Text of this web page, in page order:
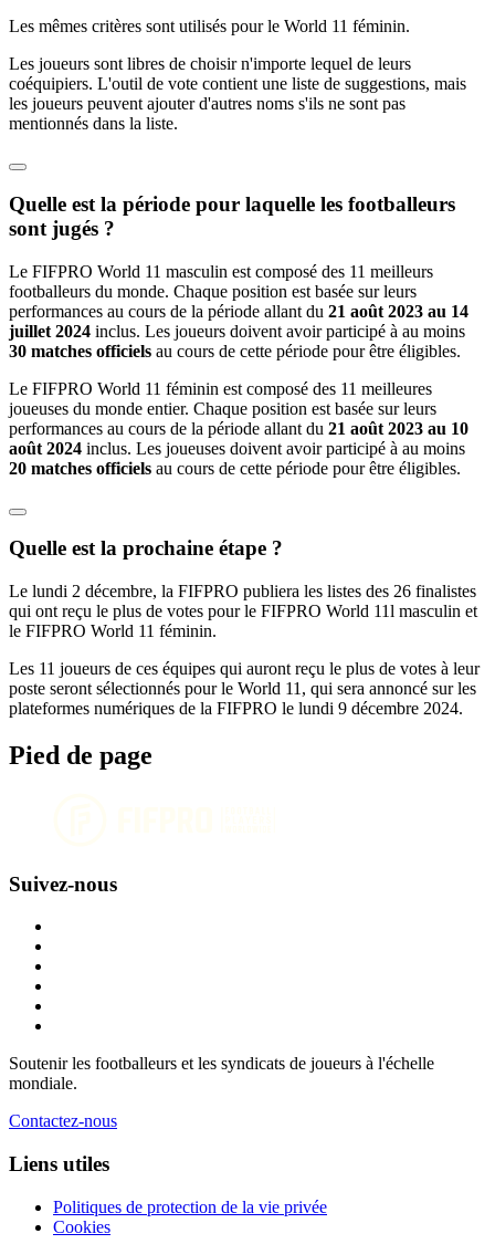
Les mêmes critères sont utilisés pour le World 11 féminin.
Les joueurs sont libres de choisir n'importe lequel de leurs
coéquipiers. L'outil de vote contient une liste de suggestions, mais
les joueurs peuvent ajouter d'autres noms s'ils ne sont pas
mentionnés dans la liste.
Quelle est la période pour laquelle les footballeurs
sont jugés ?
Le FIFPRO World 11 masculin est composé des 11 meilleurs
footballeurs du monde. Chaque position est basée sur leurs
performances au cours de la période allant du 21 août 2023 au 14
juillet 2024 inclus. Les joueurs doivent avoir participé à au moins
30 matches officiels au cours de cette période pour être éligibles.
Le FIFPRO World 11 féminin est composé des 11 meilleures
joueuses du monde entier. Chaque position est basée sur leurs
performances au cours de la période allant du 21 août 2023 au 10
août 2024 inclus. Les joueuses doivent avoir participé à au moins
20 matches officiels au cours de cette période pour être éligibles.
Quelle est la prochaine étape ?
Le lundi 2 décembre, la FIFPRO publiera les listes des 26 finalistes
qui ont reçu le plus de votes pour le FIFPRO World 11l masculin et
le FIFPRO World 11 féminin.
Les 11 joueurs de ces équipes qui auront reçu le plus de votes à leur
poste seront sélectionnés pour le World 11, qui sera annoncé sur les
plateformes numériques de la FIFPRO le lundi 9 décembre 2024.
Pied de page
Suivez-nous
Soutenir les footballeurs et les syndicats de joueurs à l'échelle
mondiale.
Contactez-nous
Liens utiles
Politiques de protection de la vie privée
Cookies